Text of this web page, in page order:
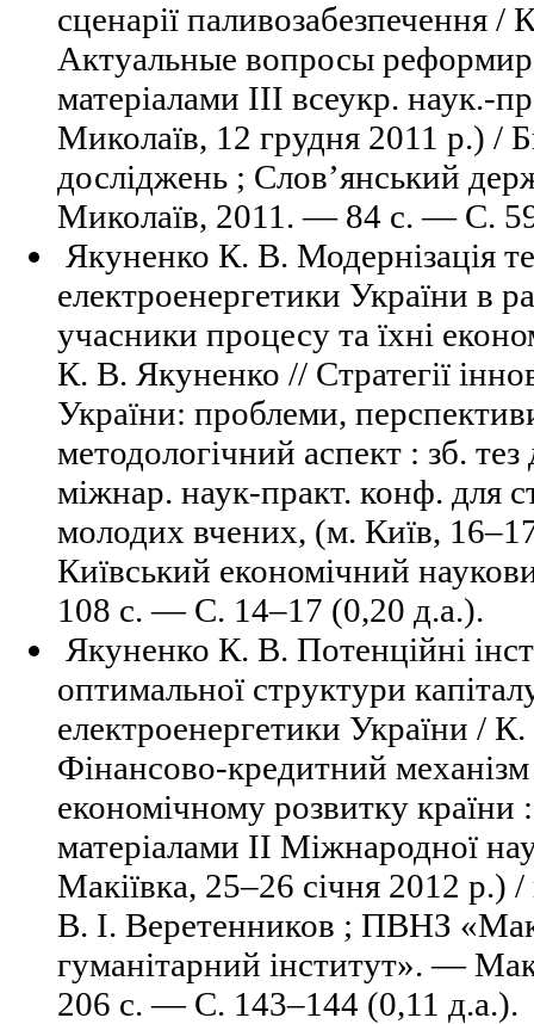
сценарії паливозабезпечення
Актуальные вопросы
матеріалами III всеукр. наук.-
Миколаїв, 12 грудня 2011 р.) /
досліджень ; Слов’янський
Миколаїв, 2011. — 84 с. — C.
Якуненко К. В. Модернізація
електроенергетики України в
учасники процесу та їхні
К. В. Якуненко // Стратегії
України: проблеми,
методологічний аспект : зб.
міжнар. наук-практ. конф. для
молодих вчених, (м. Київ,
Київський економічний
108 с. — C. 14–17 (0,20 д.а.).
Якуненко К. В. Потенційні
оптимальної структури
електроенергетики України /
Фінансово-кредитний механізм
економічному розвитку країни
матеріалами II Міжнародної
Макіївка, 25–26 січня 2012 р.)
В. І. Веретенников ; ПВНЗ
гуманітарний інститут». —
206 с. — C. 143–144 (0,11 д.а.).